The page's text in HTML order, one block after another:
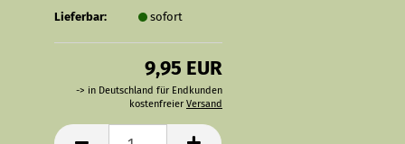
Lieferbar:
sofort
9,95 EUR
-> in Deutschland für Endkunden
kostenfreier Versand